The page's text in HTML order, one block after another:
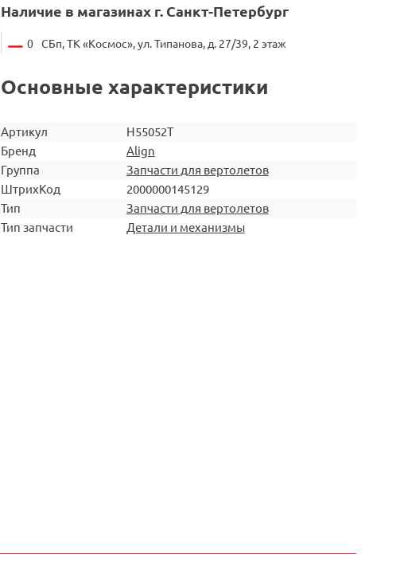
Наличие в магазинах г. Санкт-Петербург
0 СБп, ТК «Космос», ул. Типанова, д. 27/39, 2 этаж
Основные характеристики
Артикул
H55052T
Бренд
Align
Группа
Запчасти для вертолетов
ШтрихКод
2000000145129
Тип
Запчасти для вертолетов
Тип запчасти
Детали и механизмы